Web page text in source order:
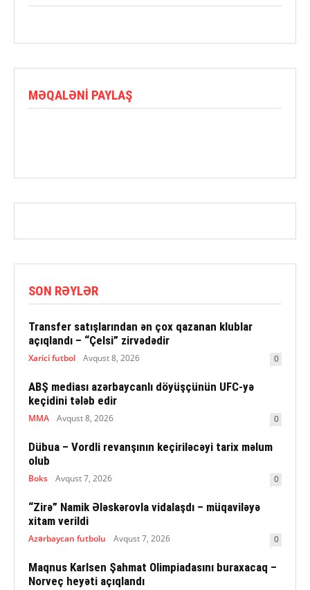
MƏQALƏNI PAYLAŞ
SON RƏYLƏR
Transfer satışlarından ən çox qazanan klublar
açıqlandı – “Çelsi” zirvədədir
Xarici futbol Avqust 8, 2026 0
ABŞ mediası azərbaycanlı döyüşçünün UFC-yə
keçidini tələb edir
MMA Avqust 8, 2026 0
Dübua – Vordli revanşının keçiriləcəyi tarix məlum
olub
Boks Avqust 7, 2026 0
“Zirə” Namik Ələskərovla vidalaşdı – müqaviləyə
xitam verildi
Azərbaycan futbolu Avqust 7, 2026 0
Maqnus Karlsen Şahmat Olimpiadasını buraxacaq –
Norveç heyəti açıqlandı